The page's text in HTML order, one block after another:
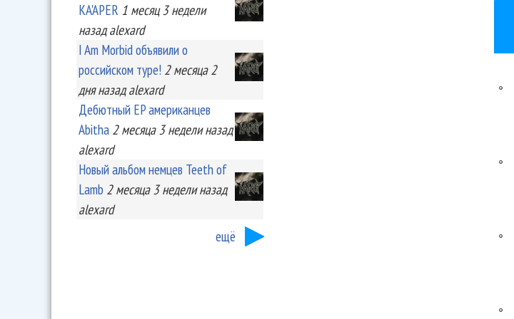
KA'APER 1 месяц 3 недели
назад alexard
I Am Morbid объявили о
российском туре! 2 месяца 2
дняназад alexard
Дебютный EP американцев
Abitha 2 месяца 3 неделиназад
alexard
Новый альбом немцев Teeth of
Lamb 2 месяца 3 неделиназад
alexard
ещё